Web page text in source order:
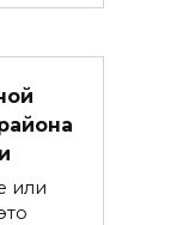
или